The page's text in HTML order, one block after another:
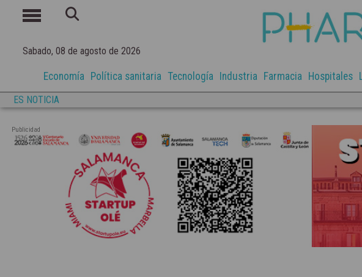
Sabado, 08 de agosto de 2026
Economía Política sanitaria Tecnología Industria Farmacia Hospitales
ES NOTICIA
Publicidad